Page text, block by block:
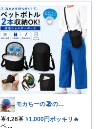
モカちーの🏖️のんびりライフ🐈✨
🌟4.26🌟 #1,000円ポッキリ🔥
ペ ...